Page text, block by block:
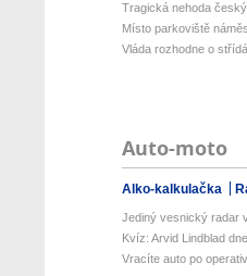
Tragická nehoda
Místo parkoviště
Vláda rozhodne o
Auto-moto
Alko-kalkulačka
Jediný vesnický radar
Kvíz: Arvid Lindblad
Vracíte auto po